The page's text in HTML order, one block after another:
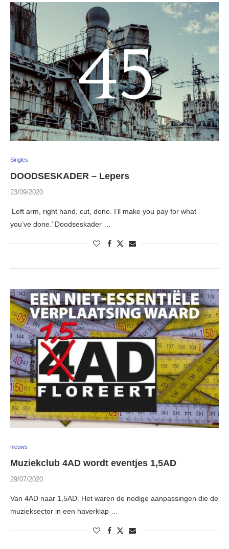
Singles
DOODSESKADER – Lepers
23/09/2020
‘Left arm, right hand, cut, done. I’ll make you pay for what
you’ve done.’ Doodseskader …
nieuws
Muziekclub 4AD wordt eventjes 1,5AD
29/07/2020
Van 4AD naar 1,5AD. Het waren de nodige aanpassingen die de
muzieksector in een haverklap …